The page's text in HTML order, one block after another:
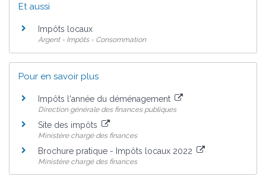
Et aussi
Impôts locaux
Argent - Impôts - Consommation
Pour en savoir plus
Impôts l'année du déménagement
Direction générale des finances publiques
Site des impôts
Ministère chargé des finances
Brochure pratique - Impôts locaux 2022
Ministère chargé des finances